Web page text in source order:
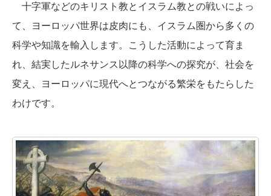
十字軍などのキリスト教とイスラム教との戦いによっ
て、ヨーロッパ世界は皮肉にも、イスラム圏から多くの
科学や知識を輸入します。こうした活動によって育ま
れ、結実したルネサンス以降の科学への探究が、社会を
変え、ヨーロッパに現代へとつながる繁栄をもたらした
わけです。